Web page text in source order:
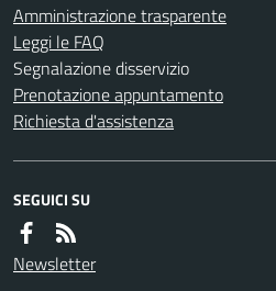
Amministrazione trasparente
Leggi le FAQ
Segnalazione disservizio
Prenotazione appuntamento
Richiesta d'assistenza
SEGUICI SU
Newsletter